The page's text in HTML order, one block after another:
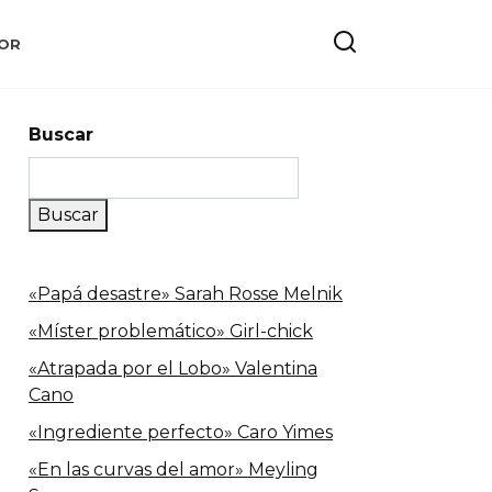
Buscar
Buscar
«Papá desastre» Sarah Rosse Melnik
«Míster problemático» Girl-chick
«Atrapada por el Lobo» Valentina
Cano
«Ingrediente perfecto» Caro Yimes
«En las curvas del amor» Meyling